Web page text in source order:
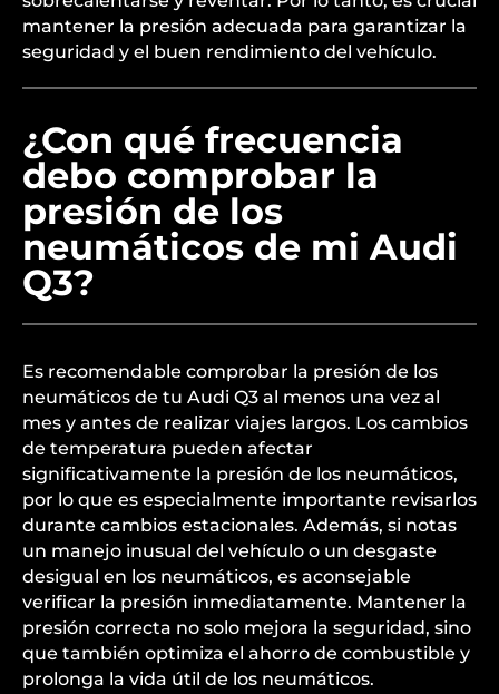
mantener la presión adecuada para garantizar la
seguridad y el buen rendimiento del vehículo.
¿Con qué frecuencia
debo comprobar la
presión de los
neumáticos de mi Audi
Q3?
Es recomendable comprobar la presión de los
neumáticos de tu Audi Q3 al menos una vez al
mes y antes de realizar viajes largos. Los cambios
de temperatura pueden afectar
significativamente la presión de los neumáticos,
por lo que es especialmente importante revisarlos
durante cambios estacionales. Además, si notas
un manejo inusual del vehículo o un desgaste
desigual en los neumáticos, es aconsejable
verificar la presión inmediatamente. Mantener la
presión correcta no solo mejora la seguridad, sino
que también optimiza el ahorro de combustible y
prolonga la vida útil de los neumáticos.